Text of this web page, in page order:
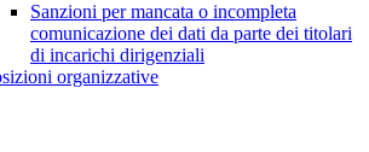
Sanzioni per mancata o incompleta
comunicazione dei dati da parte dei titolari
di incarichi dirigenziali
organizzative